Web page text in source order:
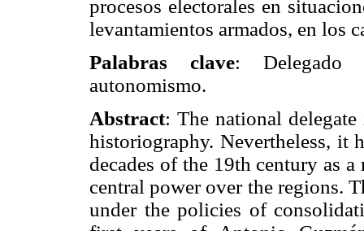
procesos electorales en
levantamientos armados, en los
Palabras clave: Delegado
autonomismo.
Abstract: The national
historiography. Nevertheless, it
decades of the 19th century as
central power over the regions.
under the policies of